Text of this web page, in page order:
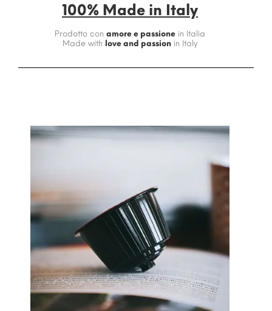
100% Made in Italy
Prodotto con amore e passione in Italia
Made with love and passionin Italy